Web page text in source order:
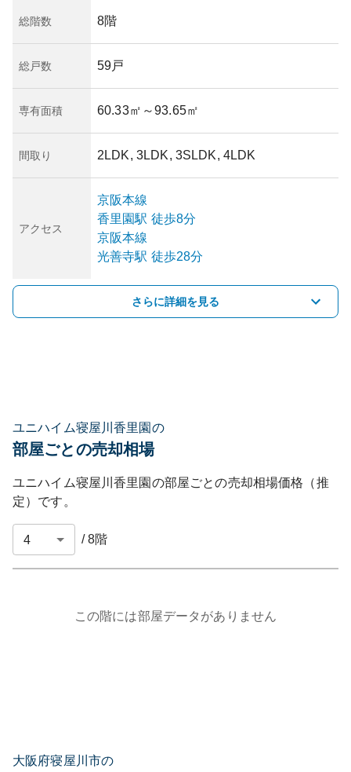
総階数 8階
総戸数 59戸
専有面積 60.33㎡ ～93.65㎡
間取り 2LDK, 3LDK, 3SLDK, 4LDK
アクセス
京阪本線
香里園駅 徒歩8分
京阪本線
光善寺駅 徒歩28分
さらに詳細を見る
ユニハイム寝屋川香里園の
部屋ごとの売却相場
ユニハイム寝屋川香里園 の部屋ごとの売却相場価格（推
定）です。
/8階
この階には部屋データがありません
大阪府寝屋川市の